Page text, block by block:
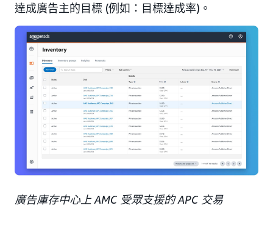
達成廣告主的目標 (例如：目標達成率)。
廣告庫存中心上 AMC 受眾支援的 APC 交易